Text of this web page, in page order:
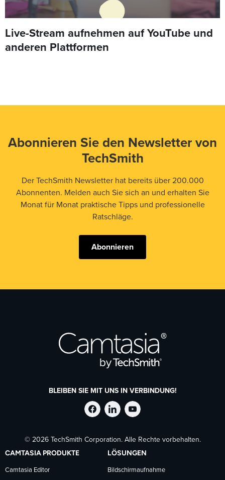
Live-Stream aufnehmen auf YouTube und
anderen Plattformen
Abonnieren Sie den Newsletter von
TechSmith
Der TechSmith Newsletter hat bereits über 200.000
Abonnenten. Melden auch Sie sich an und erhalten Sie
Monat für Monat praktische Tipps und professionelle
Ratschläge.
Abonnieren
BLEIBEN SIE MIT UNS IN VERBINDUNG!
TechSmith
auf
Facebook
TechSmith
auf
LinkedIn
TechSmith
auf
YouTube
© 2026 TechSmith Corporation. Alle Rechte vorbehalten.
CAMTASIA PRODUKTE
Camtasia Editor
LÖSUNGEN
Bildschirmaufnahme